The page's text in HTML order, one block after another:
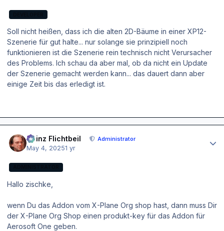
Soll nicht heißen, dass ich die alten 2D-Bäume in einer XP12-
Szenerie für gut halte... nur solange sie prinzipiell noch
funktionieren ist die Szenerie rein technisch nicht Verursacher
des Problems. Ich schau da aber mal, ob da nicht ein Update
der Szenerie gemacht werden kann... das dauert dann aber
einige Zeit bis das erledigt ist.
Heinz Flichtbeil Administrator
May 4, 20251 yr
Hallo zischke,
wenn Du das Addon vom X-Plane Org shop hast, dann muss Dir
der X-Plane Org Shop einen produkt-key für das Addon für
Aerosoft One geben.